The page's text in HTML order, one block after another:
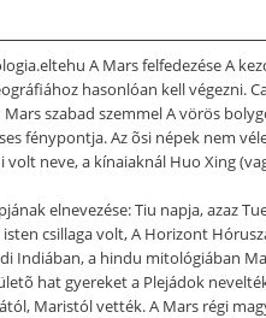
A Mars felfedezése A
hasonlóan kell végezni.
szabad szemmel A vörös
fénypontja. Az õsi népek nem
neve, a kínaiaknál Huo Xing
elnevezése: Tiu napja, azaz
csillaga volt, A Horizont
Indiában, a hindu mitológiában
hat gyereket a Plejádok
Maristól vették. A Mars régi